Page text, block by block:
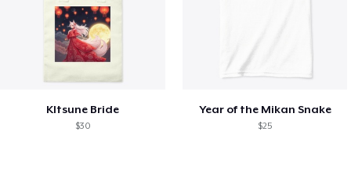
KItsune Bride
$30
Year of the Mikan Snake
$25